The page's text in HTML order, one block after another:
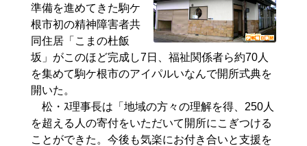
準備を進めてきた駒ケ
根市初の精神障害者共
同住居「こまの杜飯
坂」がこのほど完成し7日、福祉関係者ら約70人
を集めて駒ケ根市のアイパルいなんで開所式典を
開いた。
松・ｽ理事長は「地域の方々の理解を得、250人
を超える人の寄付をいただいて開所にこぎつける
ことができた。今後も気楽にお付き合いと支援を